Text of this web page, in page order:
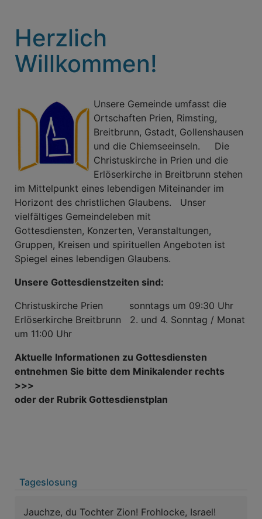
Herzlich
Willkommen!
Unsere Gemeinde umfasst die
Ortschaften Prien, Rimsting,
Breitbrunn, Gstadt, Gollenshausen
und die Chiemseeinseln. Die
Christuskirche in Prien und die
Erlöserkirche in Breitbrunn stehen
im Mittelpunkt eines lebendigen Miteinander im
Horizont des christlichen Glaubens. Unser
vielfältiges Gemeindeleben mit
Gottesdiensten, Konzerten, Veranstaltungen,
Gruppen, Kreisen und spirituellen Angeboten ist
Spiegel eines lebendigen Glaubens.
Unsere Gottesdienstzeiten sind:
Christuskirche Prien sonntags um 09:30 Uhr
Erlöserkirche Breitbrunn 2. und 4. Sonntag / Monat
um 11:00 Uhr
Aktuelle Informationen zu Gottesdiensten
entnehmen Sie bitte dem Minikalender rechts
>>>
oder der Rubrik Gottesdienstplan
Tageslosung
Jauchze, du Tochter Zion! Frohlocke, Israel!